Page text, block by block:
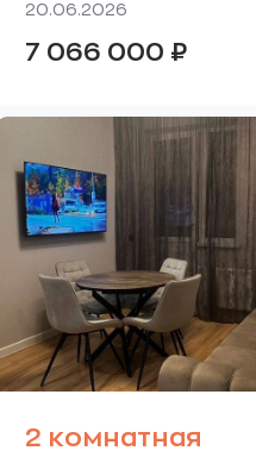
20.06.2026
7 066 000 ₽
2 комнатная